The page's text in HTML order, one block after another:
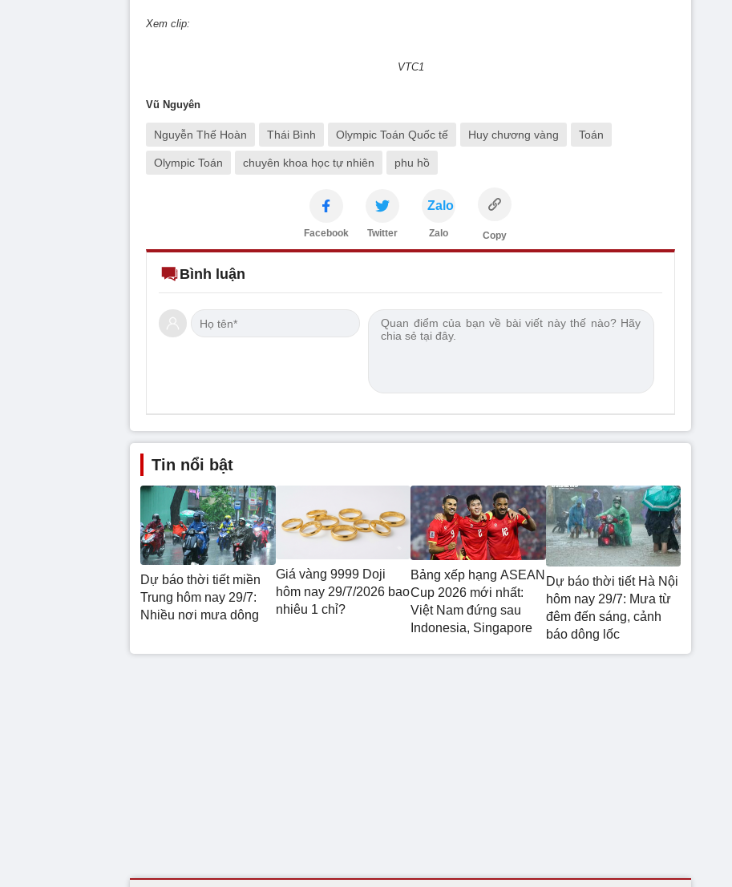
Xem clip:
VTC1
Vũ Nguyên
Nguyễn Thế Hoàn Thái Bình Olympic Toán Quốc tế Huy chương vàng Toán
Olympic Toán chuyên khoa học tự nhiên phu hồ
Facebook Twitter
Zalo
Zalo Copy
Bình luận
Tin nổi bật
Dự báo thời tiết miền
Trung hôm nay 29/7:
Nhiều nơi mưa dông
Giá vàng 9999 Doji
hôm nay 29/7/2026 bao
nhiêu 1 chỉ?
Bảng xếp hạng ASEAN
Cup 2026 mới nhất:
Việt Nam đứng sau
Indonesia, Singapore
Dự báo thời tiết Hà Nội
hôm nay 29/7: Mưa từ
đêm đến sáng, cảnh
báo dông lốc